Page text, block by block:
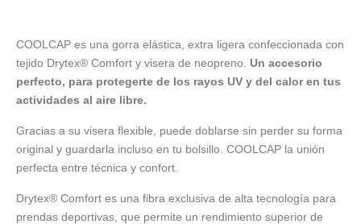
COOLCAP es una gorra elástica, extra ligera confeccionada con
tejido Drytex® Comfort y visera de neopreno. Un accesorio
perfecto, para protegerte de los rayos UV y del calor en tus
actividades al aire libre.
Gracias a su visera flexible, puede doblarse sin perder su forma
original y guardarla incluso en tu bolsillo. COOLCAP la unión
perfecta entre técnica y confort.
Drytex® Comfort es una fibra exclusiva de alta tecnología para
prendas deportivas, que permite un rendimiento superior de